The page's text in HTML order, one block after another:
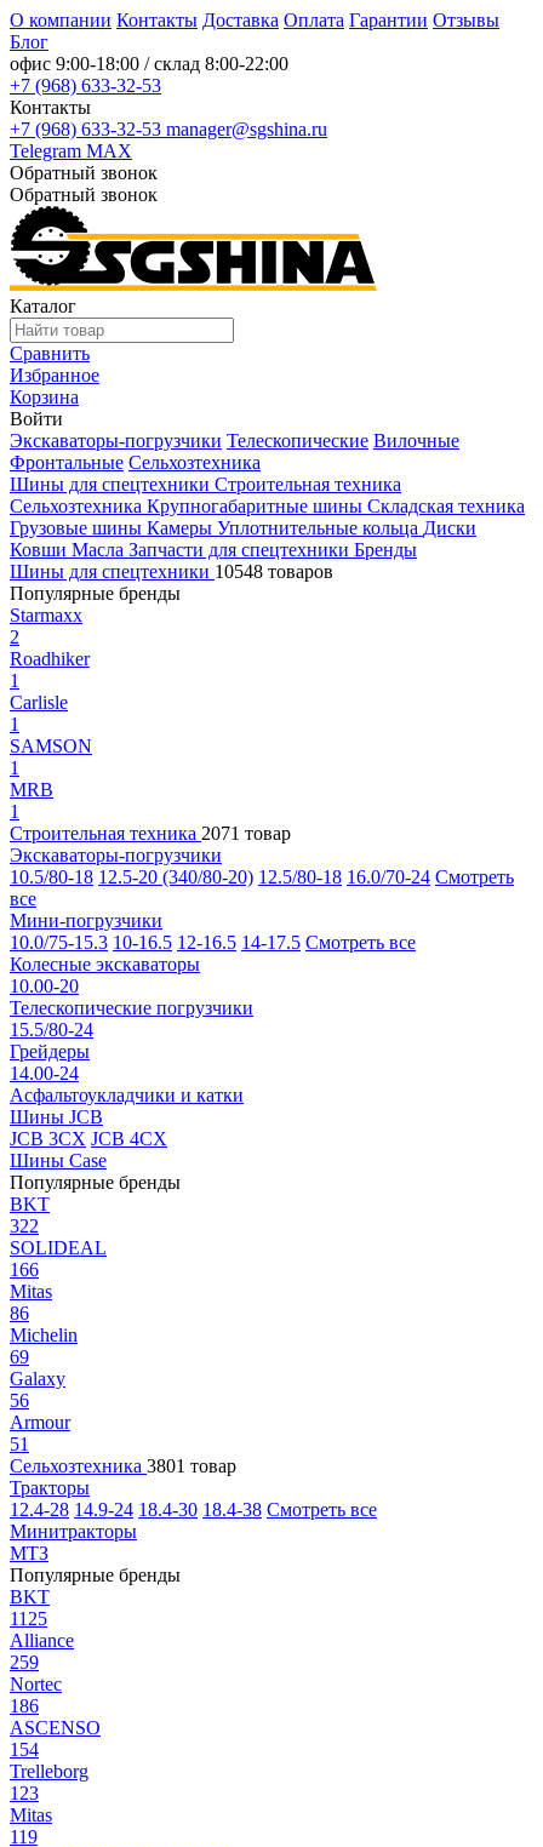
О компании Контакты Доставка Оплата Гарантии Отзывы
Блог
офис 9:00-18:00 / склад 8:00-22:00
+7 (968) 633-32-53
Контакты
+7 (968) 633-32-53 manager@sgshina.ru
Telegram MAX
Обратный звонок
Обратный звонок
Каталог
Сравнить
Избранное
Корзина
Войти
Экскаваторы-погрузчики Телескопические Вилочные
Фронтальные Сельхозтехника
Шины для спецтехники Строительная техника
Сельхозтехника Крупногабаритные шины Складская техника
Грузовые шины Камеры Уплотнительные кольца Диски
Ковши Масла Запчасти для спецтехники Бренды
Шины для спецтехники 10548 товаров
Популярные бренды
Starmaxx
2
Roadhiker
1
Carlisle
1
SAMSON
1
MRB
1
Строительная техника 2071 товар
Экскаваторы-погрузчики
10.5/80-18 12.5-20 (340/80-20) 12.5/80-18 16.0/70-24 Смотреть
все
Мини-погрузчики
10.0/75-15.3 10-16.5 12-16.5 14-17.5 Смотреть все
Колесные экскаваторы
10.00-20
Телескопические погрузчики
15.5/80-24
Грейдеры
14.00-24
Асфальтоукладчики и катки
Шины JCB
JCB 3CX JCB 4CX
Шины Case
Популярные бренды
BKT
322
SOLIDEAL
166
Mitas
86
Michelin
69
Galaxy
56
Armour
51
Сельхозтехника 3801 товар
Тракторы
12.4-28 14.9-24 18.4-30 18.4-38 Смотреть все
Минитракторы
МТЗ
Популярные бренды
BKT
1125
Alliance
259
Nortec
186
ASCENSO
154
Trelleborg
123
Mitas
119